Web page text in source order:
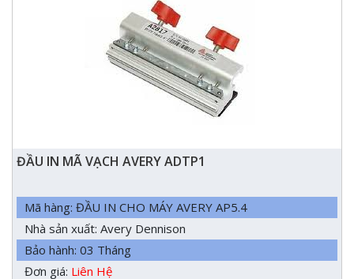
ĐẦU IN MÃ VẠCH AVERY ADTP1
Mã hàng: ĐẦU IN CHO MÁY AVERY AP5.4
Nhà sản xuất: Avery Dennison
Bảo hành: 03 Tháng
Đơn giá: Liên Hệ